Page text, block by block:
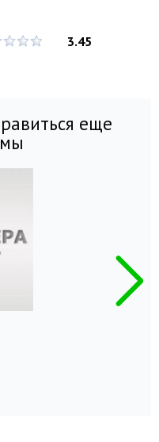
3.45
еще